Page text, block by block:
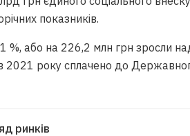
показників.
%, або на 226,2 млн грн зросли
2021 року сплачено до
ринків